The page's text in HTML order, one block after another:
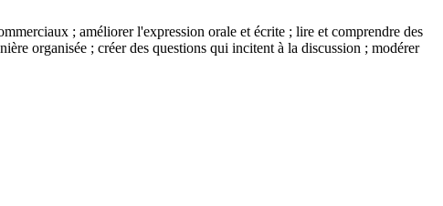
; améliorer l'expression orale et écrite ; lire et comprendre des
organisée ; créer des questions qui incitent à la discussion ; modérer